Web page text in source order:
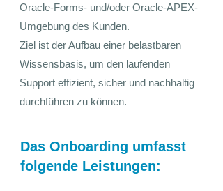
Oracle-Forms- und/oder Oracle-APEX-
Umgebung des Kunden.
Ziel ist der Aufbau einer belastbaren
Wissensbasis, um den laufenden
Support effizient, sicher und nachhaltig
durchführen zu können.
​​​​Das Onboarding umfasst
folgende Leistungen: